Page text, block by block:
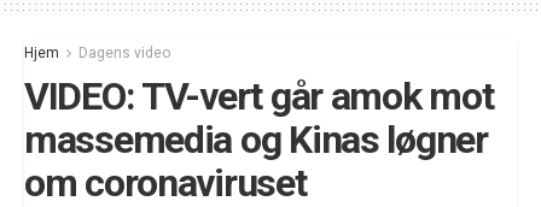
Hjem Dagens video
VIDEO: TV-vert går amok mot
massemedia og Kinas løgner
om coronaviruset